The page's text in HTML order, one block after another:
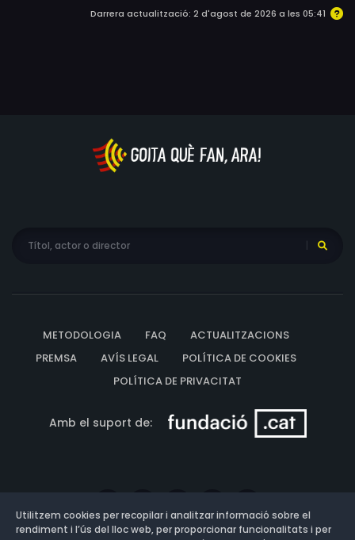
Cynthia Szigeti, Christopher Metas, Roxanne Rogers, Bert
Darrera actualització: 2 d'agost de 2026 a les 05:41
METODOLOGIA FAQ
ACTUALITZACIONS
PREMSA
AVÍS LEGAL
POLÍTICA DE COOKIES
POLÍTICA DE PRIVACITAT
Amb el suport de:
Utilitzem cookies per recopilar i analitzar informació sobre el
rendiment i l’ús del lloc web, per proporcionar funcionalitats i per